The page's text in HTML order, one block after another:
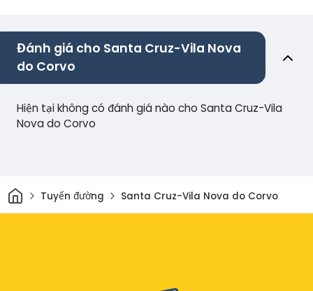
Đánh giá cho Santa Cruz-Vila Nova
do Corvo
Hiện tại không có đánh giá nào cho Santa Cruz-Vila
Nova do Corvo
Trang chủ
Tuyến đường Santa Cruz-Vila Nova do Corvo